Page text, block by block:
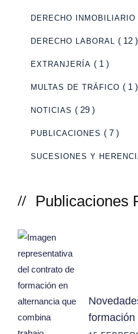
DERECHO INMOBILIARIO
DERECHO LABORAL ( 12 )
EXTRANJERÍA ( 1 )
MULTAS DE TRÁFICO ( 1 )
NOTICIAS ( 29 )
PUBLICACIONES ( 7 )
SUCESIONES Y
Publicaciones
formación